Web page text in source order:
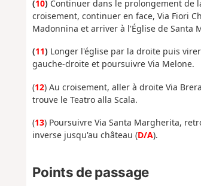
(10) Continuer dans le prolongement de
croisement, continuer en face, Via Fiori
Madonnina et arriver à l'Église de Santa
(11)Longer l'église par la droite puis virer
gauche-droite et poursuivre Via Melone.
(12) Au croisement, aller à droite Via
trouve le Teatro alla Scala.
(13) Poursuivre Via Santa Margherita,
inverse jusqu'au château (D/A).
Points de passage